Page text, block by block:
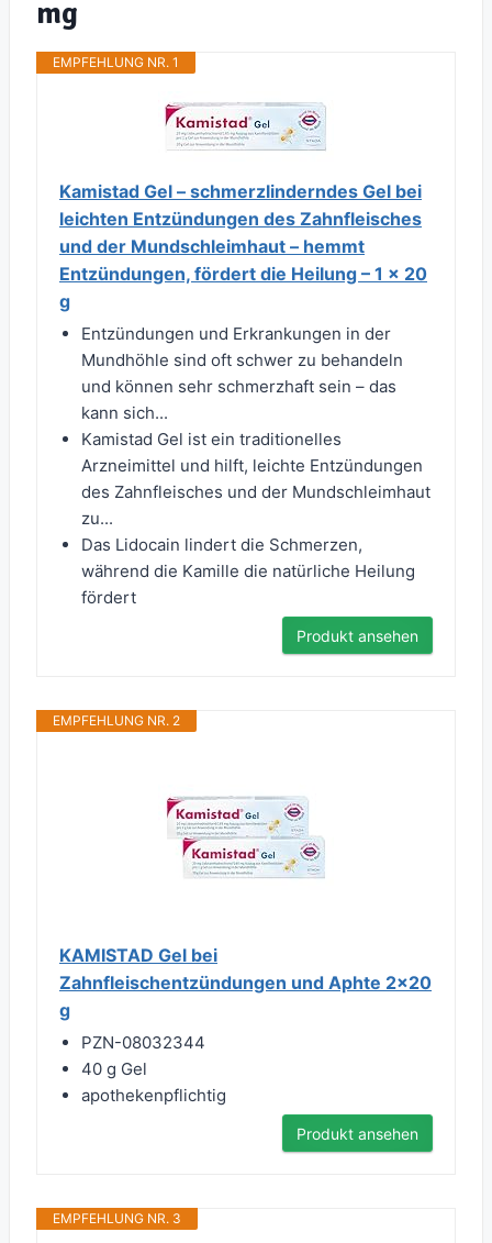
mg
EMPFEHLUNG NR. 1
Kamistad Gel – schmerzlinderndes Gel bei
leichten Entzündungen des Zahnfleisches
und der Mundschleimhaut – hemmt
Entzündungen, fördert die Heilung – 1 x 20
g
Entzündungen und Erkrankungen in der
Mundhöhle sind oft schwer zu behandeln
und können sehr schmerzhaft sein – das
kann sich...
Kamistad Gel ist ein traditionelles
Arzneimittel und hilft, leichte Entzündungen
des Zahnfleisches und der Mundschleimhaut
zu...
Das Lidocain lindert die Schmerzen,
während die Kamille die natürliche Heilung
fördert
Produkt ansehen
EMPFEHLUNG NR. 2
KAMISTAD Gel bei
Zahnfleischentzündungen und Aphte 2x20
g
PZN-08032344
40 g Gel
apothekenpflichtig
Produkt ansehen
EMPFEHLUNG NR. 3